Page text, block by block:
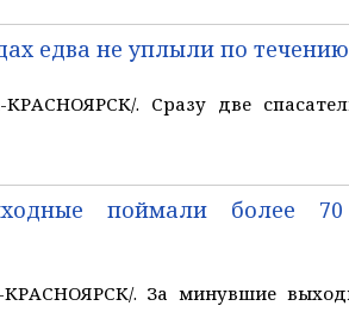
едва не уплыли по
. Сразу две
поймали более
. За минувшие